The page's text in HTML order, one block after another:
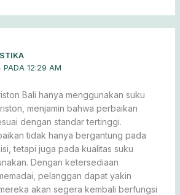
12:29 AM
Bali hanya menggunakan suku
menjamin bahwa perbaikan
dengan standar tertinggi.
tidak hanya bergantung pada
tetapi juga pada kualitas suku
Dengan ketersediaan
pelanggan dapat yakin
akan segera kembali berfungsi